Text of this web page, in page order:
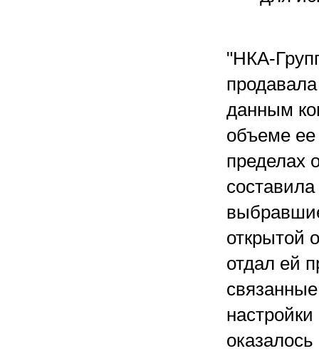
"НКА-
данным
объеме ее
пределах
открытой
отдал ей